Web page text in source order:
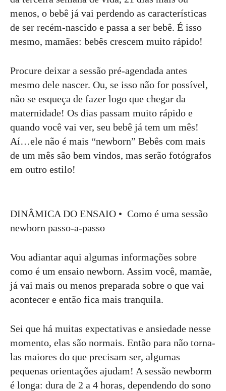
menos, o bebê já vai perdendo as características
de ser recém-nascido e passa a ser bebê. É isso
mesmo, mamães: bebês crescem muito rápido!
Procure deixar a sessão pré-agendada antes
mesmo dele nascer. Ou, se isso não for possível,
não se esqueça de fazer logo que chegar da
maternidade! Os dias passam muito rápido e
quando você vai ver, seu bebê já tem um mês!
Aí…ele não é mais “newborn” Bebês com mais
de um mês são bem vindos, mas serão fotógrafos
em outro estilo!
DINÂMICA DO ENSAIO • Como é uma sessão
newborn passo-a-passo
Vou adiantar aqui algumas informações sobre
como é um ensaio newborn. Assim você, mamãe,
já vai mais ou menos preparada sobre o que vai
acontecer e então fica mais tranquila.
Sei que há muitas expectativas e ansiedade nesse
momento, elas são normais. Então para não torna-
las maiores do que precisam ser, algumas
pequenas orientações ajudam! A sessão newborm
é longa: dura de 2 a 4 horas, dependendo do sono